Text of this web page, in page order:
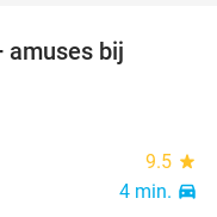
amuses bij
9.5 star
4 min. directions_car